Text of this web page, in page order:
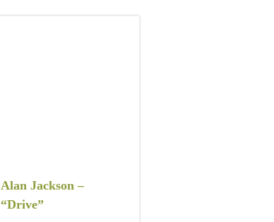
Alan Jackson –
“Drive”